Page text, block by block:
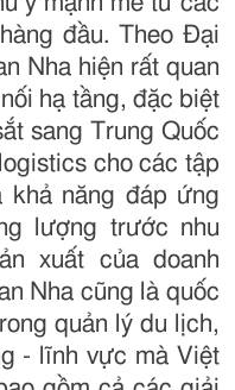
đầu. Theo Đại
Nha hiện rất quan
hạ tầng, đặc biệt
sang Trung Quốc
cho các tập
khả năng đáp ứng
lượng trước nhu
xuất của doanh
Nha cũng là quốc
quản lý du lịch,
- lĩnh vực mà Việt